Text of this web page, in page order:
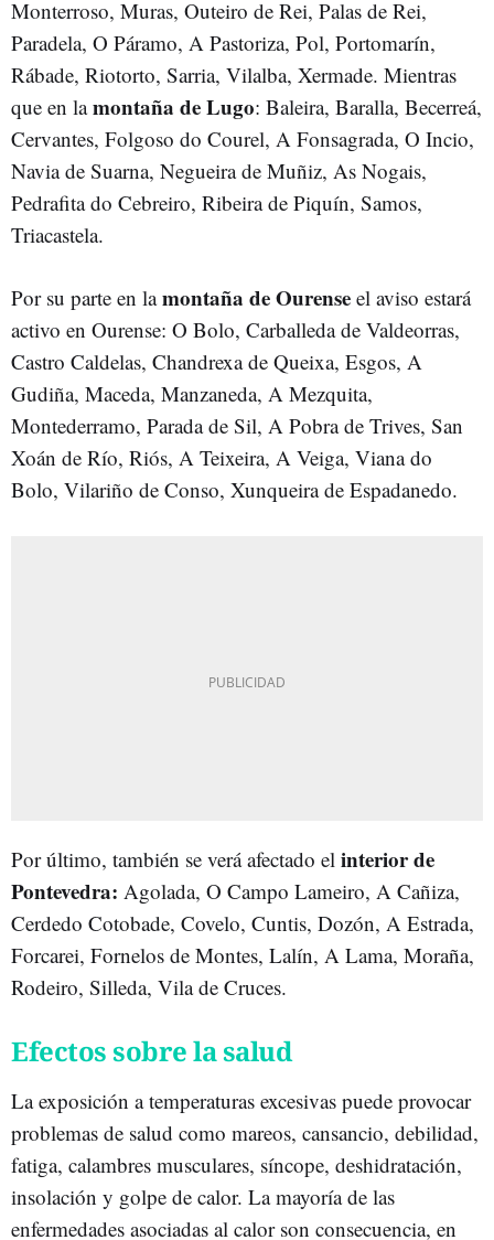
Monterroso, Muras, Outeiro de Rei, Palas de Rei,
Paradela, O Páramo, A Pastoriza, Pol, Portomarín,
Rábade, Riotorto, Sarria, Vilalba, Xermade. Mientras
que en lamontaña de Lugo: Baleira, Baralla, Becerreá,
Cervantes, Folgoso do Courel, A Fonsagrada, O Incio,
Navia de Suarna, Negueira de Muñiz, As Nogais,
Pedrafita do Cebreiro, Ribeira de Piquín, Samos,
Triacastela.
Por su parte en lamontaña de Ourense el aviso estará
activo en Ourense: O Bolo, Carballeda de Valdeorras,
Castro Caldelas, Chandrexa de Queixa, Esgos, A
Gudiña, Maceda, Manzaneda, A Mezquita,
Montederramo, Parada de Sil, A Pobra de Trives, San
Xoán de Río, Riós, A Teixeira, A Veiga, Viana do
Bolo, Vilariño de Conso, Xunqueira de Espadanedo.
Por último, también se verá afectado el interior de
Pontevedra: Agolada, O Campo Lameiro, A Cañiza,
Cerdedo Cotobade, Covelo, Cuntis, Dozón, A Estrada,
Forcarei, Fornelos de Montes, Lalín, A Lama, Moraña,
Rodeiro, Silleda, Vila de Cruces.
Efectos sobre la salud
La exposición a temperaturas excesivas puede provocar
problemas de salud como mareos, cansancio, debilidad,
fatiga, calambres musculares, síncope, deshidratación,
insolación y golpe de calor. La mayoría de las
enfermedades asociadas al calor son consecuencia, en